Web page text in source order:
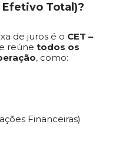
Efetivo Total)?
de juros é o CET –
reúne todos os
, como:
Financeiras)